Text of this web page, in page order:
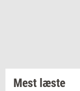
Mest læste